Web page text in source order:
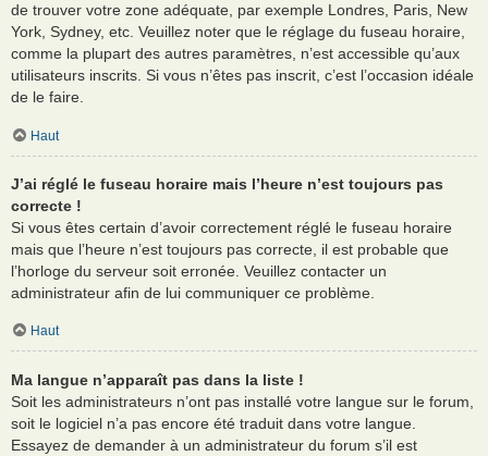
de trouver votre zone adéquate, par exemple Londres, Paris, New
York, Sydney, etc. Veuillez noter que le réglage du fuseau horaire,
comme la plupart des autres paramètres, n’est accessible qu’aux
utilisateurs inscrits. Si vous n’êtes pas inscrit, c’est l’occasion idéale
de le faire.
Haut
J’ai réglé le fuseau horaire mais l’heure n’est toujours pas
correcte !
Si vous êtes certain d’avoir correctement réglé le fuseau horaire
mais que l’heure n’est toujours pas correcte, il est probable que
l’horloge du serveur soit erronée. Veuillez contacter un
administrateur afin de lui communiquer ce problème.
Haut
Ma langue n’apparaît pas dans la liste !
Soit les administrateurs n’ont pas installé votre langue sur le forum,
soit le logiciel n’a pas encore été traduit dans votre langue.
Essayez de demander à un administrateur du forum s’il est